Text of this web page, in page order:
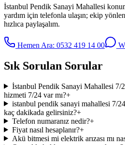
İstanbul Pendik Sanayi Mahallesi
yardım için telefonla ulaşın; ekip
hızlıca paylaşalım.
Hemen Ara: 0532 419 14 00
Sık Sorulan Sorular
İstanbul Pendik Sanayi Mahallesi 7/
hizmeti 7/24 var mı?+
istanbul pendik sanayi mahallesi 7/
kaç dakikada gelirsiniz?+
Telefon numaranız nedir?+
Fiyat nasıl hesaplanır?+
Akü bitmesi mi elektrik arızası mı